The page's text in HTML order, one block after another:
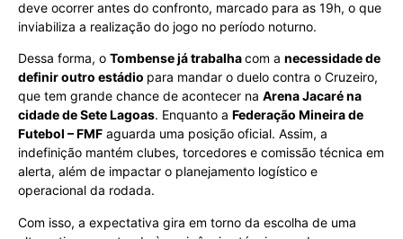
deve ocorrer antes do confronto, marcado para as 19h, o que
inviabiliza a realização do jogo no período noturno.
Dessa forma, o Tombense já trabalhacom a necessidade de
definir outro estádio para mandar o duelo contra o Cruzeiro,
que tem grande chance de acontecer na Arena Jacaré na
cidade de Sete Lagoas. Enquanto a Federação Mineira de
Futebol – FMF aguarda uma posição oficial. Assim, a
indefinição mantém clubes, torcedores e comissão técnica em
alerta, além de impactar o planejamento logístico e
operacional da rodada.
Com isso, a expectativa gira em torno da escolha de uma